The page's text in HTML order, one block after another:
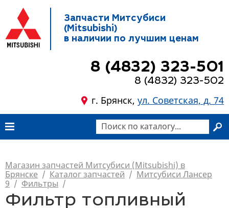
Запчасти Митсубиси
(Mitsubishi)
в наличии по лучшим ценам
8 (4832) 323-501
8 (4832) 323-502
г. Брянск, ул. Советская, д. 74
Магазин запчастей Митсубиси (Mitsubishi) в
Брянске / Каталог запчастей / Митсубиси Лансер
9 / Фильтры /
Фильтр топливный